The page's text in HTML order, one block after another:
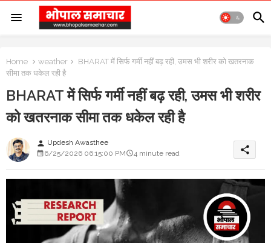
Home weather
BHARAT में सिर्फ गर्मी नहीं बढ़ रही, उमस भी शरीर को खतरनाक
सीमा तक धकेल रही है
BHARAT में सिर्फ गर्मी नहीं बढ़ रही, उमस भी शरीर
को खतरनाक सीमा तक धकेल रही है
person Updesh Awasthee
6/25/2026 06:15:00 PM
4 minute read share